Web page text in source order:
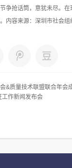
争抢话筒，意犹未尽。
内容来源：深圳市社会
&质量技术联盟联合年会
作新闻发布会